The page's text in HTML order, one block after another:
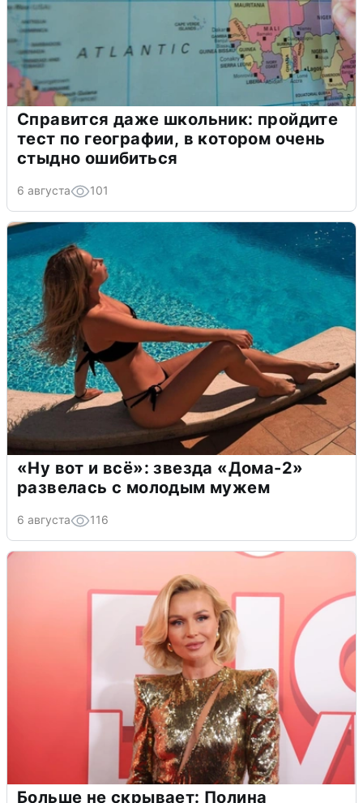
Справится даже школьник: пройдите
тест по географии, в котором очень
стыдно ошибиться
6 августа 101
«Ну вот и всё»: звезда «Дома-2»
развелась с молодым мужем
6 августа 116
Больше не скрывает: Полина